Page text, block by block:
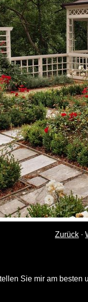
Zurück ·
Sie mir am besten